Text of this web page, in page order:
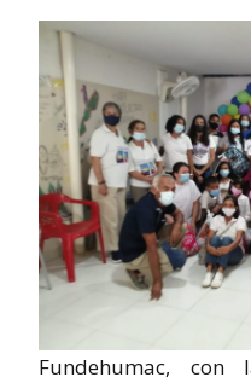
Fundehumac,